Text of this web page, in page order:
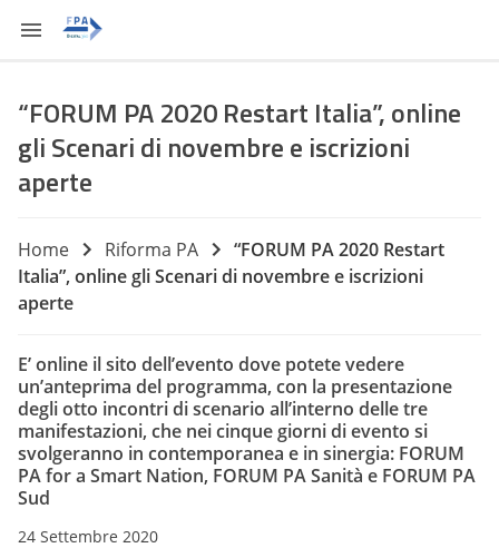
“FORUM PA 2020 Restart Italia”, online
gli Scenari di novembre e iscrizioni
aperte
Home Riforma PA
“FORUM PA 2020 Restart
Italia”, online gli Scenari di novembre e iscrizioni
aperte
E’ online il sito dell’evento dove potete vedere
un’anteprima del programma, con la presentazione
degli otto incontri di scenario all’interno delle tre
manifestazioni, che nei cinque giorni di evento si
svolgeranno in contemporanea e in sinergia: FORUM
PA for a Smart Nation, FORUM PA Sanità e FORUM PA
Sud
24 Settembre 2020